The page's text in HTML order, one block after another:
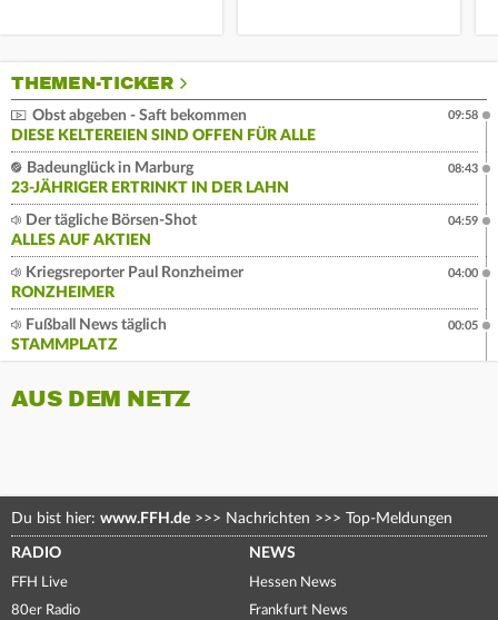
THEMEN-TICKER
Obst abgeben - Saft bekommen
DIESE KELTEREIEN SIND OFFEN FÜR ALLE
09:58
Badeunglück in Marburg
23-JÄHRIGER ERTRINKT IN DER LAHN
08:43
Der tägliche Börsen-Shot
ALLES AUF AKTIEN
04:59
Kriegsreporter Paul Ronzheimer
RONZHEIMER
04:00
Fußball News täglich
STAMMPLATZ
00:05
AUS DEM NETZ
Du bist hier: www.FFH.de >>> Nachrichten >>> Top-Meldungen
RADIO
FFH Live
80er Radio
NEWS
Hessen News
Frankfurt News